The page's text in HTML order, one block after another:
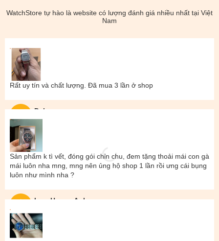
WatchStore tự hào là website có lượng đánh giá nhiều nhất tại Việt
Nam
Đal
Rất uy tín và chất lượng. Đã mua 3 lần ở shop
Lam Hoang Anh
Sản phẩm k tì vết, đóng gói chỉn chu, đem tặng thoải mái con gà
mái luôn nha mng, mng nên ủng hộ shop 1 lần rồi ưng cái bụng
luôn như mình nha ?